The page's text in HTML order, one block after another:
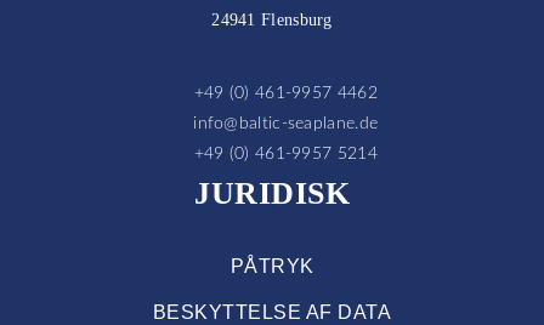
24941 Flensburg
+49 (0) 461-9957 4462
info@baltic-seaplane.de
+49 (0) 461-9957 5214
JURIDISK
PÅTRYK
BESKYTTELSE AF DATA